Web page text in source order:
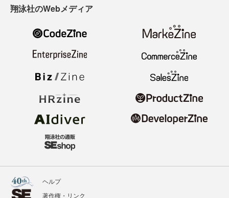
翔泳社のWebメディア
ヘルプ
著作権・リンク